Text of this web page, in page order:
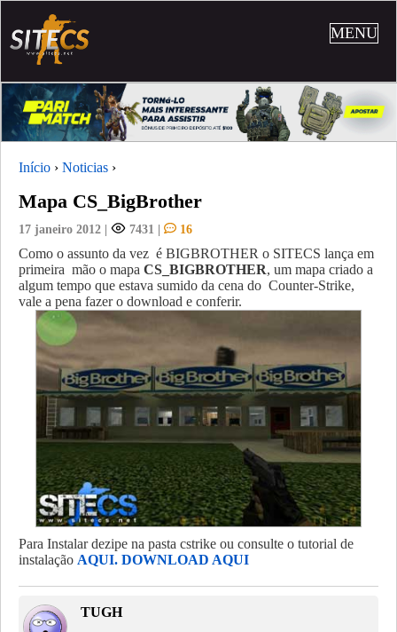
MENU
Início › Noticias ›
Mapa CS_BigBrother
17 janeiro 2012 | 7431 | 16
Como o assunto da vez é BIGBROTHER o SITECS lança em
primeira mão o mapa CS_BIGBROTHER, um mapa criado a
algum tempo que estava sumido da cena do Counter-Strike,
vale a pena fazer o download e conferir.
Para Instalar dezipe na pasta cstrike ou consulte o tutorial de
instalação AQUI. DOWNLOAD AQUI
TUGH